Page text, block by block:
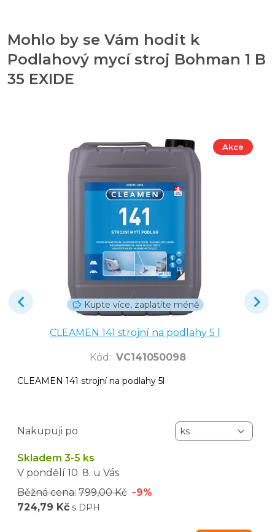
Mohlo by se Vám hodit k
Podlahový mycí stroj Bohman 1 B
35 EXIDE
Akce
Kupte více, zaplatíte méně
CLEAMEN 141 strojní na podlahy 5 l
Kód : VC141050098
CLEAMEN 141 strojní na podlahy 5l
Nakupuji po
Skladem 3-5 ks
V pondělí 10. 8. u Vás
Běžná cena: 799,00 Kč -9%
724,79 Kč s DPH